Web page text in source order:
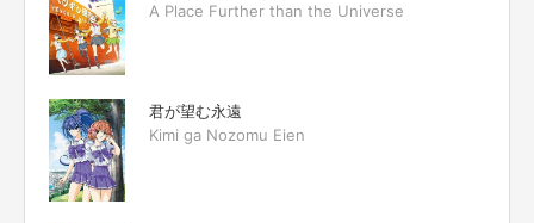
A Place Further than the Universe
君が望む永遠
Kimi ga Nozomu Eien